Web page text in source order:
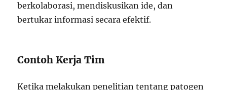
berkolaborasi, mendiskusikan ide, dan
bertukar informasi secara efektif.
Contoh Kerja Tim
Ketika melakukan penelitian tentang patogen